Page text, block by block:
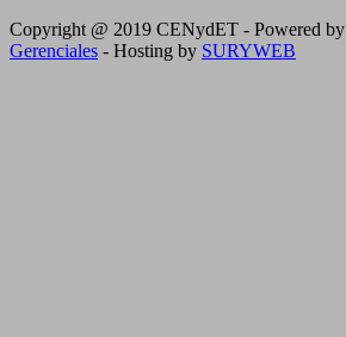
Copyright @ 2019 CENydET - Powered by
Gerenciales - Hosting by SURYWEB